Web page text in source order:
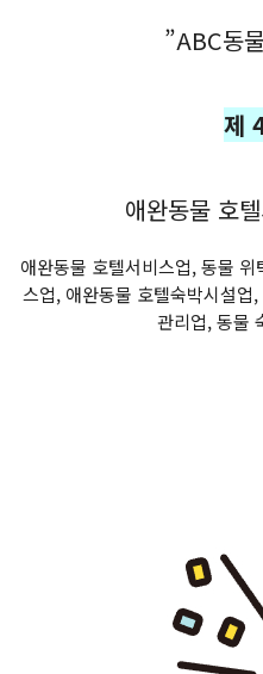
”ABC동
제
애완동물 호
애완동물 호텔서비스업, 동물
스업, 애완동물 호텔숙박시설
관리업, 동물